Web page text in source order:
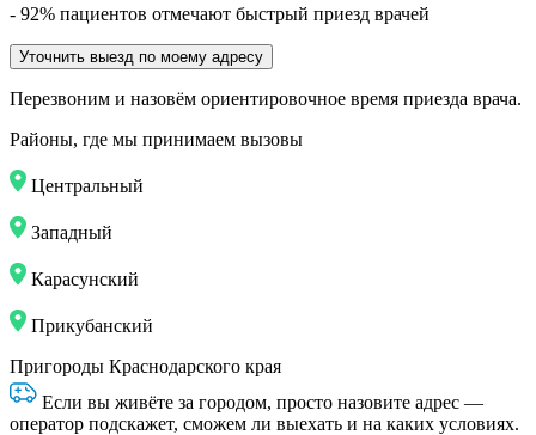
- 92% пациентов отмечают быстрый приезд врачей
Уточнить выезд по моему адресу
Перезвоним и назовём ориентировочное время приезда врача.
Районы, где мы принимаем вызовы
Центральный
Западный
Карасунский
Прикубанский
Пригороды Краснодарского края
Если вы живёте за городом, просто назовите адрес —
оператор подскажет, сможем ли выехать и на каких условиях.